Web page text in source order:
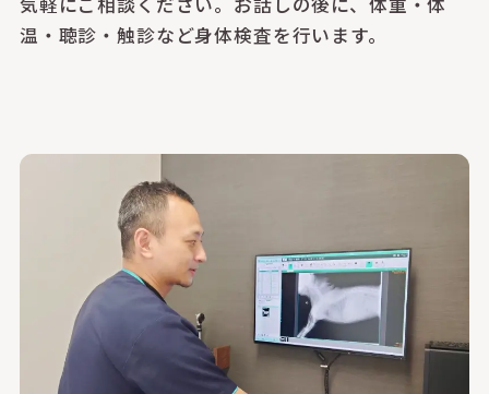
温・聴診・触診など身体検査を行います。